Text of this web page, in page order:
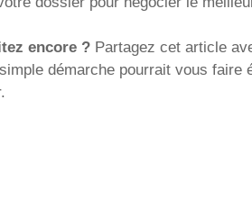
encore ? Partagez cet article
démarche pourrait vous faire